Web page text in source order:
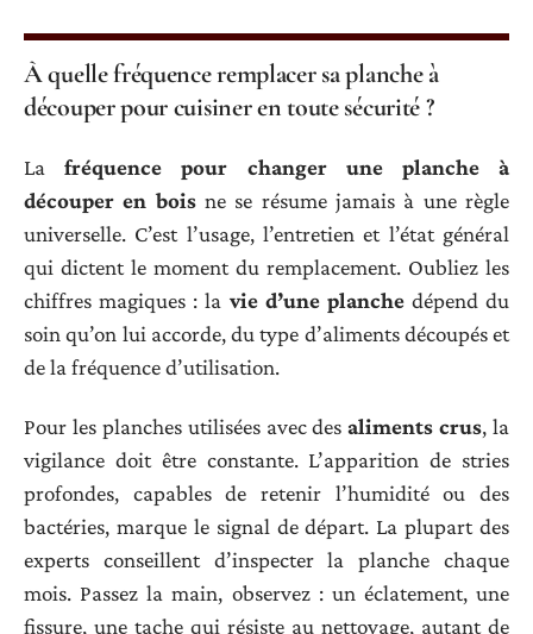
À quelle fréquence remplacer sa planche à
découper pour cuisiner en toute sécurité ?
Lafréquence pour changer une planche à
découper en boisne se résume jamais à une règle
universelle. C’est l’usage, l’entretien et l’état général
qui dictent le moment du remplacement. Oubliez les
chiffres magiques : la vie d’une planchedépend du
soin qu’on lui accorde, du type d’aliments découpés et
de la fréquence d’utilisation.
Pour les planches utilisées avec desaliments crus, la
vigilance doit être constante. L’apparition de stries
profondes, capables de retenir l’humidité ou des
bactéries, marque le signal de départ. La plupart des
experts conseillent d’inspecter la planche chaque
mois. Passez la main, observez : un éclatement, une
fissure, une tache qui résiste au nettoyage, autant de